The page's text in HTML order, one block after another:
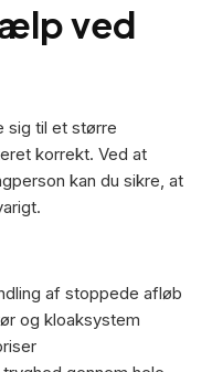
ved
sig til et større
korrekt. Ved at
kan du sikre, at
af stoppede afløb
og kloaksystem